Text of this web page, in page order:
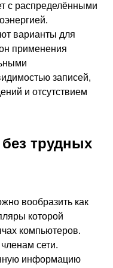
с распределёнными
варианты для
применения
записей,
и отсутствием
трудных
вообразить как
которой
компьютеров.
сети.
информацию